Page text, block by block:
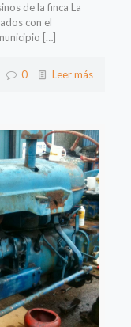
de la finca La
con el
[…]
0 Leer más